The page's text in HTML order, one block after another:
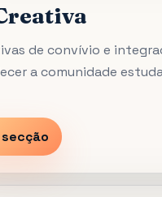
de convívio e
a comunidade